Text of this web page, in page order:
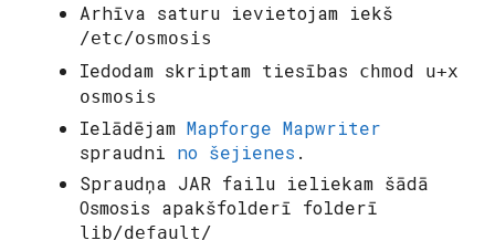
Arhīva saturu ievietojam iekš
/etc/osmosis
Iedodam skriptam tiesības
chmod u+x
osmosis
Ielādējam Mapforge Mapwriter
spraudni no šejienes .
Spraudņa JAR failu ieliekam šādā
Osmosis apakšfolderī folderī
lib/default/